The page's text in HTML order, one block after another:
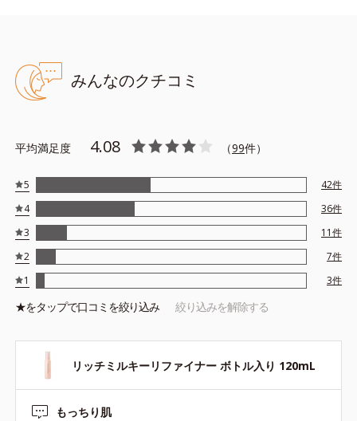
湿成分
●固くなった角層を柔らかくする成分※4
※3 ポリHEMAグルコシド ※4 トリエチルヘキサノイン
※アレルギーテスト済＝全ての方にアレルギーが起こらないという
ことではありません。
みんなのクチコミ
平均満足度 4.08 （99件）
5 42件
4
36件
3
11件
2
7件
1
3件
★をタップで口コミを絞り込み 絞り込みを解除する
リッチミルキーリファイナー ボトル入り 120mL
もっちり肌